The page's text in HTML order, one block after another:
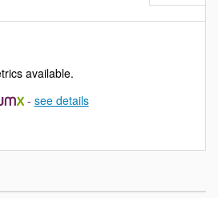
available.
- see details